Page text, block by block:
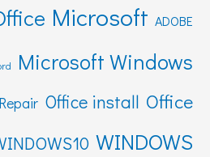
ADOBE
Microsoft
Microsoft Windows
Office
Office install
WINDOWS